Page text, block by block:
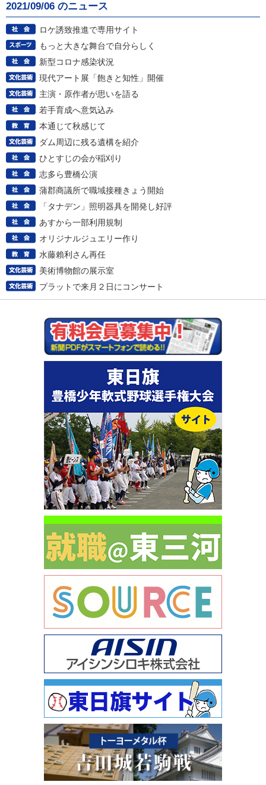
2021/09/06 のニュース
ロケ誘致推進で専用サイト
もっと大きな舞台で自分らしく
新型コロナ感染状況
現代アート展「飽きと知性」開催
主演・原作者が思いを語る
若手育成へ意気込み
本通じて秋感じて
ダム周辺に残る遺構を紹介
ひとすじの会が稲刈り
志多ら豊橋公演
蒲郡商議所で職域接種きょう開始
「タナデン」照明器具を開発し好評
あすから一部利用規制
オリジナルジュエリー作り
水藤賴利さん再任
美術博物館の展示室
プラットで来月２日にコンサート